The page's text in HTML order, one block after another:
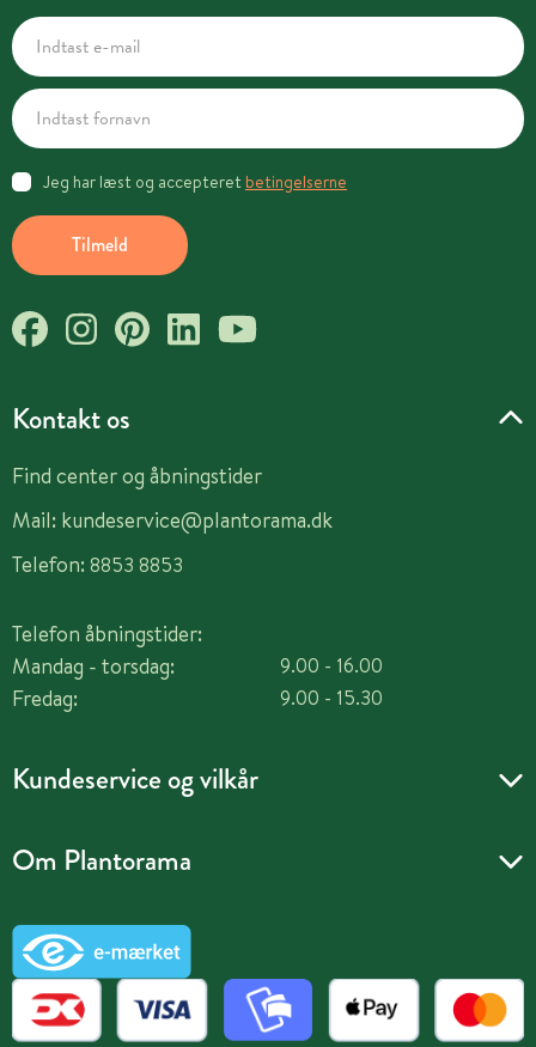
Kontakt os
Find center og åbningstider
Mail: kundeservice@plantorama.dk
Telefon: 8853 8853
Telefon åbningstider:
Mandag - torsdag:
Fredag:
9.00 - 16.00
9.00 - 15.30
Kundeservice og vilkår
Om Plantorama
Tilmeld
Jeg har læst og accepteret betingelserne